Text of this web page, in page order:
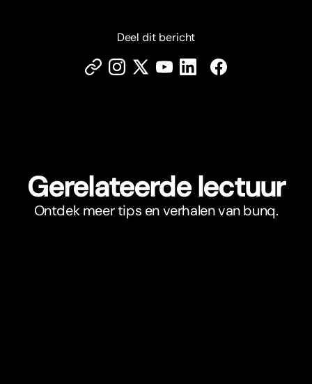
Deel dit bericht
Gerelateerde lectuur
Ontdek meer tips en verhalen van bunq.